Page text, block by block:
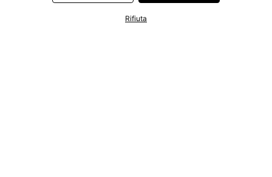
Rifiuta